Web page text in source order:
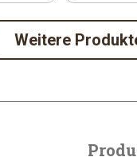
Weitere